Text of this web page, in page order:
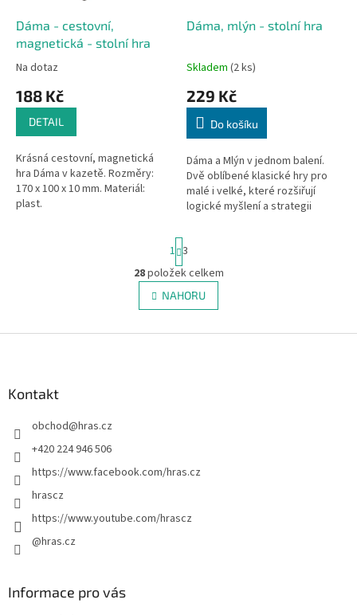
Dáma - cestovní,
magnetická - stolní hra
Na dotaz
188 Kč
DETAIL
Krásná cestovní, magnetická
hra Dáma v kazetě. Rozměry:
170 x 100 x 10 mm. Materiál:
plast.
Dáma, mlýn - stolní hra
Skladem (2 ks)
229 Kč
Do košíku
Dáma a Mlýn v jednom balení.
Dvě oblíbené klasické hry pro
malé i velké, které rozšiřují
logické myšlení a strategii
O
v
l
d
v
i
S
t
r
á
n
k
v
1 3
28položek celkem
NAHORU
Kontakt
obchod@hras.cz
+420 224 946 506
https://www.facebook.com/hras.cz
hrascz
https://www.youtube.com/hrascz
@hras.cz
Informace pro vás